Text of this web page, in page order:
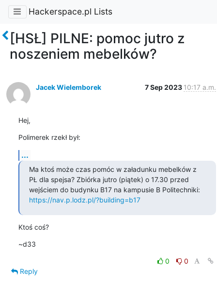
Hackerspace.pl Lists
[HSŁ] PILNE: pomoc jutro z
noszeniem mebelków?
Jacek Wielemborek 7 Sep 2023 10:17 a.m.
Hej,
Polimerek rzekł był:
...
Ma ktoś może czas pomóc w załadunku mebelków z
PŁ dla spejsa? Zbiórka jutro (piątek) o 17.30 przed
https://nav.p.lodz.pl/?building=b17
Ktoś coś?
~d33
0
0
Reply